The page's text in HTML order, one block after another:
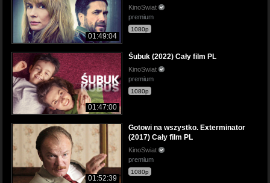
01:49:04
KinoSwiat
premium
1080p
01:47:00
Śubuk (2022) Cały film PL
KinoSwiat
premium
1080p
01:52:39
Gotowi na wszystko. Exterminator
(2017) Cały film PL
KinoSwiat
premium
1080p